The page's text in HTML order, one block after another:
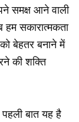
समक्ष आने वाली
सकारात्मकता
बेहतर बनाने में
की शक्ति
बात यह है